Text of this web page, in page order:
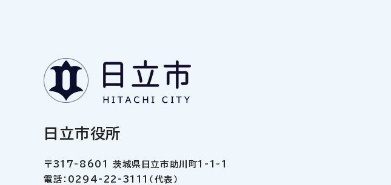
日立市役所
〒317-8601 茨城県日立市助川町1-1-1
電話：0294-22-3111（代表）